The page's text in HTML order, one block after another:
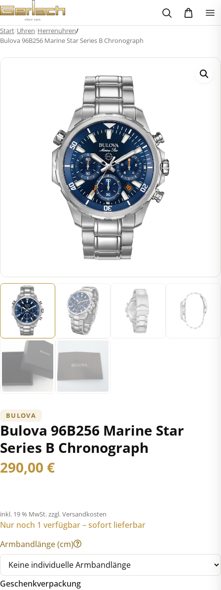
Zum
Inhalt
springen
Start/Uhren/Herrenuhren/
Bulova 96B256 Marine Star Series B Chronograph
BULOVA
Bulova 96B256 Marine Star
Series B Chronograph
290,00 €
inkl. 19 % MwSt.zzgl. Versandkosten
Nur noch 1 verfügbar – sofort lieferbar
Armbandlänge (cm)
Geschenkverpackung